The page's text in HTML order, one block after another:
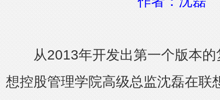
从2013年开发出第一个版本的
想控股管理学院高级总监沈磊在联